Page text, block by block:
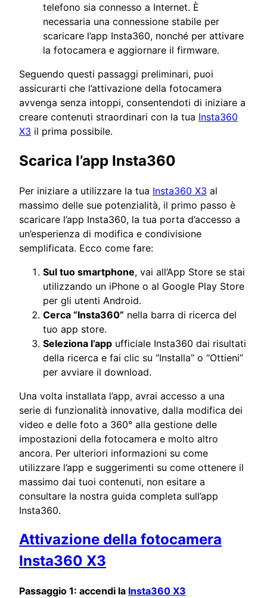
telefono sia connesso a Internet. È
necessaria una connessione stabile per
scaricare l’app Insta360, nonché per attivare
la fotocamera e aggiornare il firmware.
Seguendo questi passaggi preliminari, puoi
assicurarti che l’attivazione della fotocamera
avvenga senza intoppi, consentendoti di iniziare a
creare contenuti straordinari con la tua Insta360
X3 il prima possibile.
Scarica l’app Insta360
Per iniziare a utilizzare la tua Insta360 X3 al
massimo delle sue potenzialità, il primo passo è
scaricare l’app Insta360, la tua porta d’accesso a
un’esperienza di modifica e condivisione
semplificata. Ecco come fare:
Sul tuo smartphone, vai all’App Store se stai
utilizzando un iPhone o al Google Play Store
per gli utenti Android.
Cerca “Insta360” nella barra di ricerca del
tuo app store.
Seleziona l’app ufficiale Insta360 dai risultati
della ricerca e fai clic su “Installa” o “Ottieni”
per avviare il download.
Una volta installata l’app, avrai accesso a una
serie di funzionalità innovative, dalla modifica dei
video e delle foto a 360° alla gestione delle
impostazioni della fotocamera e molto altro
ancora. Per ulteriori informazioni su come
utilizzare l’app e suggerimenti su come ottenere il
massimo dai tuoi contenuti, non esitare a
consultare la nostra guida completa sull’app
Insta360.
Attivazione della fotocamera
Insta360 X3
Passaggio 1: accendi la Insta360 X3